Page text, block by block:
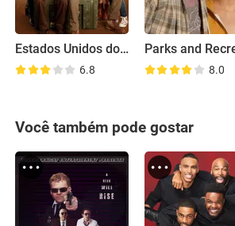
Estados Unidos do Al
6.8 8.0
Você também pode gostar